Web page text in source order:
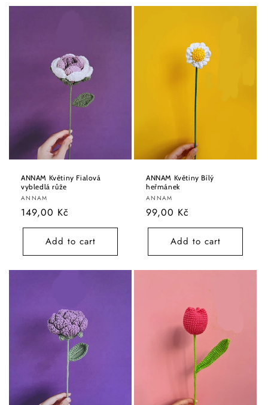
ANNAM Květiny Fialová
vybledlá růže
Vendor:
ANNAM
Regular
price
149,00 Kč
Add to cart
ANNAM Květiny Bílý
heřmánek
Vendor:
ANNAM
Regular
price
99,00 Kč
Add to cart